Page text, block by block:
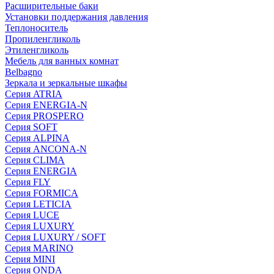
Расширительные баки
Установки поддержания давления
Теплоноситель
Пропиленгликоль
Этиленгликоль
Мебель для ванных комнат
Belbagno
Зеркала и зеркальные шкафы
Серия ATRIA
Серия ENERGIA-N
Серия PROSPERO
Серия SOFT
Серия ALPINA
Серия ANCONA-N
Серия CLIMA
Серия ENERGIA
Серия FLY
Серия FORMICA
Серия LETICIA
Серия LUCE
Серия LUXURY
Серия LUXURY / SOFT
Серия MARINO
Серия MINI
Серия ONDA